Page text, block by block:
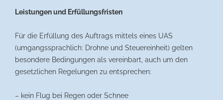
Leistungen und Erfüllungsfristen
Für die Erfüllung des Auftrags mittels eines UAS
(umgangssprachlich: Drohne und Steuereinheit) gelten
besondere Bedingungen als vereinbart, auch um den
gesetzlichen Regelungen zu entsprechen:
– kein Flug bei Regen oder Schnee